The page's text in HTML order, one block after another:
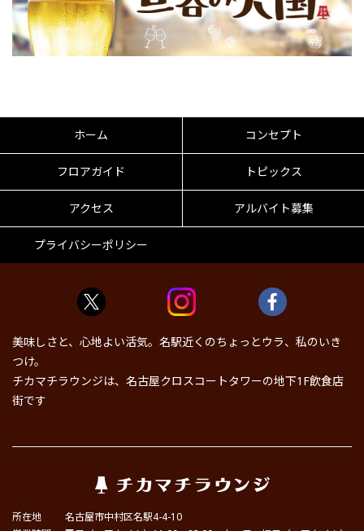
ホーム コンセプト
フロアガイド トピックス
アクセス アルバイト募集
プライバシーポリシー
美味しさと、心地よい活気。名駅近くのちょっとウラ、私のいき
つけ。
チカマチラウンジは、名古屋クロスコートタワーの地下1F飲食店
街です
所在地
名古屋市中村区名駅4-4-10